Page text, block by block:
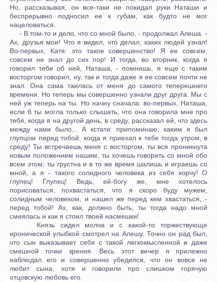
Но, рассказывая, он все-таки не покидал руки Наташи и
беспрерывно подносил ее к губам, как будто не мог
нацеловаться.
- В том-то и дело, что со мной было, - продолжал Алеша. -
Ах, друзья мои! Что я видел, что делал, каких людей узнал!
Во-первых, Катя: это такое совершенство! Я ее совсем,
совсем не знал до сих пор! И тогда, во вторник, когда я
говорил тебе об ней, Наташа, - помнишь, я еще с таким
восторгом говорил, ну, так и тогда даже я ее совсем почти не
знал. Она сама таилась от меня до самого теперешнего
времени. Но теперь мы совершенно узнали друг друга. Мы с
ней уж теперь на ты. Но начну сначала: во-первых, Наташа,
если б ты могла только слышать, что она говорила мне про
тебя, когда я на другой день, в среду, рассказал ей, что здесь
между нами было... А кстати: припоминаю, каким я был
глупцом перед тобой, когда я приехал к тебе тогда утром, в
среду! Ты встречаешь меня с восторгом, ты вся проникнута
новым положением нашим, ты хочешь говорить со мной обо
всем этом; ты грустна и в то же время шалишь и играешь со
мной, а я - такого солидного человека из себя корчу! О
глупец! Глупец! Ведь, ей-богу же, мне хотелось
порисоваться, похвастаться, что я скоро буду мужем,
солидным человеком, и нашел же перед кем хвастаться, -
перед тобой! Ах, как, должно быть, ты тогда надо мной
смеялась и как я стоил твоей насмешки!
Князь сидел молча и с какой-то торжествующе
иронической улыбкой смотрел на Алешу. Точно он рад был,
что сын выказывает себя с такой легкомысленной и даже
смешной точки зрения. Весь этот вечер я прилежно
наблюдал его и совершенно убедился, что он вовсе не
любит сына, хотя и говорили про слишком горячую
отцовскую любовь его.